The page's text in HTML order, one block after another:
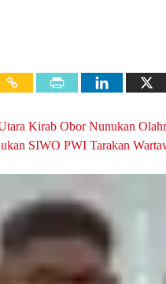
Kirab Obor Nunukan
SIWO PWI Tarakan